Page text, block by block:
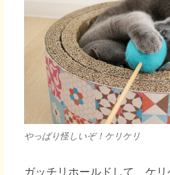
やっぱり怪しいぞ！ケリケリ
ガッチリホールドして、ケリ